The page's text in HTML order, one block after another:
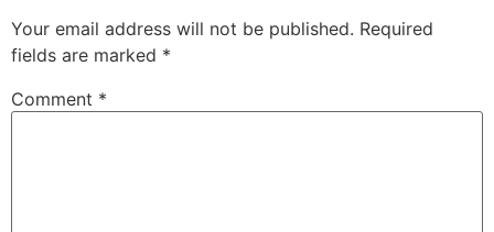
Your email address will not be published. Required
fields are marked *
Comment *